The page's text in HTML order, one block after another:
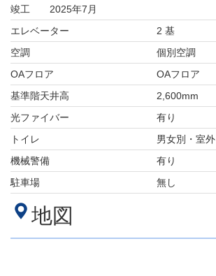
竣工
2025年7月
エレベーター
2 基
空調
個別空調
OAフロア
OAフロア
基準階天井高
2,600mm
光ファイバー
有り
トイレ
男女別・室外
機械警備
有り
駐車場
無し
地図